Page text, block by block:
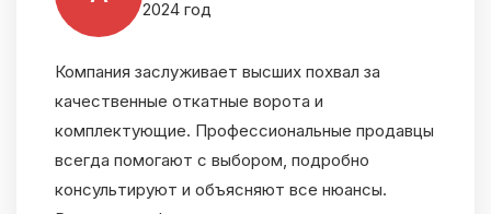
2024 год
Компания заслуживает высших похвал за
качественные откатные ворота и
комплектующие. Профессиональные продавцы
всегда помогают с выбором, подробно
консультируют и объясняют все нюансы.